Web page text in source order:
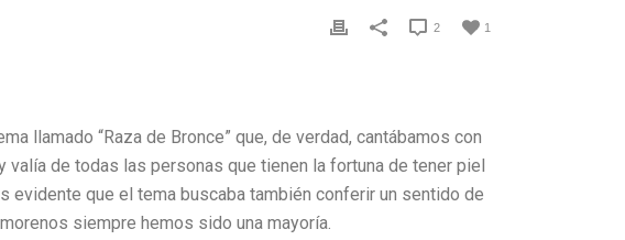
1
2
llamado “Raza de Bronce” que, de verdad, cantábamos con
de todas las personas que tienen la fortuna de tener piel
que el tema buscaba también conferir un sentido de
siempre hemos sido una mayoría.